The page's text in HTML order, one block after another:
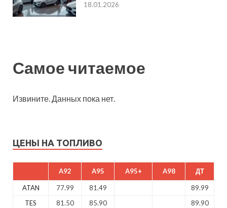
18.01.2026
Самое читаемое
Извините. Данных пока нет.
ЦЕНЫ НА ТОПЛИВО
A92 A95 A95+ A98 ДТ
ATAN 77.99 81.49
89.99
TES
81.50 85.90
89.90